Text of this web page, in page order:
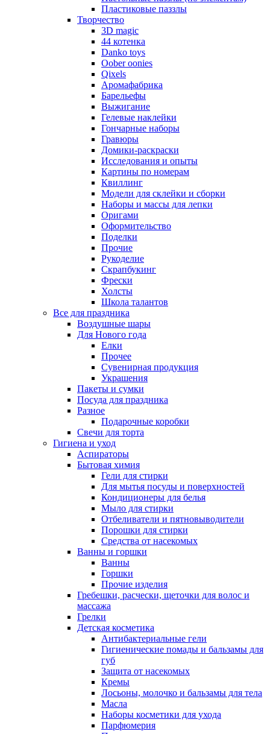
Пластиковые паззлы
Творчество
3D magic
44 котенка
Danko toys
Oober oonies
Qixels
Аромафабрика
Барельефы
Выжигание
Гелевые наклейки
Гончарные наборы
Гравюры
Домики-раскраски
Исследования и опыты
Картины по номерам
Квиллинг
Модели для склейки и сборки
Наборы и массы для лепки
Оригами
Оформительство
Поделки
Прочие
Рукоделие
Скрапбукинг
Фрески
Холсты
Школа талантов
Все для праздника
Воздушные шары
Для Нового года
Елки
Прочее
Сувенирная продукция
Украшения
Пакеты и сумки
Посуда для праздника
Разное
Подарочные коробки
Свечи для торта
Гигиена и уход
Аспираторы
Бытовая химия
Гели для стирки
Для мытья посуды и поверхностей
Кондиционеры для белья
Мыло для стирки
Отбеливатели и пятновыводители
Порошки для стирки
Средства от насекомых
Ванны и горшки
Ванны
Горшки
Прочие изделия
Гребешки, расчески, щеточки для волос и
массажа
Грелки
Детская косметика
Антибактериальные гели
Гигиенические помады и бальзамы для
губ
Защита от насекомых
Кремы
Лосьоны, молочко и бальзамы для тела
Масла
Наборы косметики для ухода
Парфюмерия